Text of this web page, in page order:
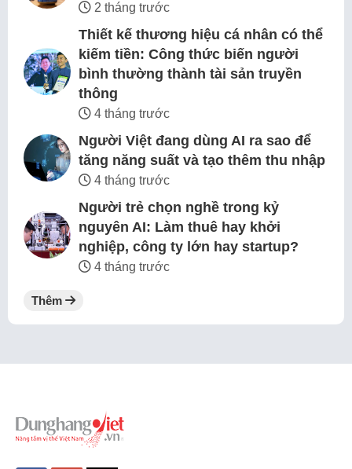
2 tháng trước
Thiết kế thương hiệu cá nhân có thể
kiếm tiền: Công thức biến người
bình thường thành tài sản truyền
thông
4 tháng trước
Người Việt đang dùng AI ra sao để
tăng năng suất và tạo thêm thu nhập
4 tháng trước
Người trẻ chọn nghề trong kỷ
nguyên AI: Làm thuê hay khởi
nghiệp, công ty lớn hay startup?
4 tháng trước
Thêm